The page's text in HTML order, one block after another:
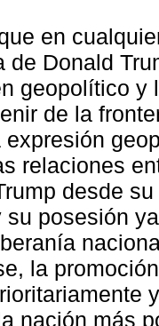
en
de Donald
geopolítico y
de la
relaciones
desde
su posesión
la
nación más